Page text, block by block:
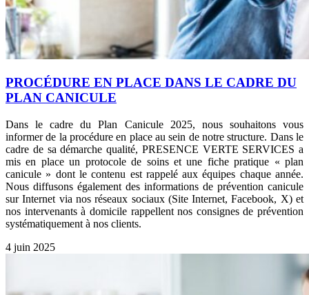
PROCÉDURE EN PLACE DANS LE CADRE DU
PLAN CANICULE
Dans le cadre du Plan Canicule 2025, nous souhaitons vous
informer de la procédure en place au sein de notre structure. Dans le
cadre de sa démarche qualité, PRESENCE VERTE SERVICES a
mis en place un protocole de soins et une fiche pratique « plan
canicule » dont le contenu est rappelé aux équipes chaque année.
Nous diffusons également des informations de prévention canicule
sur Internet via nos réseaux sociaux (Site Internet, Facebook, X) et
nos intervenants à domicile rappellent nos consignes de prévention
systématiquement à nos clients.
4 juin 2025